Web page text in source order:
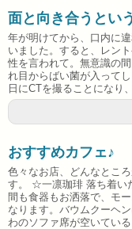
面と向き合うとい
年が明けてから、口内に
いました。すると、レン
性を言われて。無意識の
れ目からばい菌が入って
日にCTを撮ることになり
おすすめカフェ♪
色々なお店、どんなとこ
す。 ☆一凛珈琲 落ち着い
間も食器もお洒落で、モ
なります。バウムクーヘ
わのソファ席が空いてい